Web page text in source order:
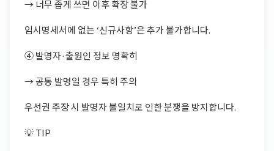
→ 너무 좁게 쓰면 이후 확장 불가
임시명세서에 없는 ‘신규사항’은 추가 불가합니다.
④ 발명자·출원인 정보 명확히
→ 공동 발명일 경우 특히 주의
우선권 주장 시 발명자 불일치로 인한 분쟁을 방지합니다.
💡 TIP